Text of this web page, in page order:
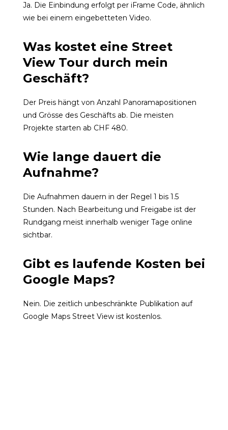
Ja. Die Einbindung erfolgt per iFrame Code, ähnlich
wie bei einem eingebetteten Video.
Was kostet eine Street
View Tour durch mein
Geschäft?
Der Preis hängt von Anzahl Panoramapositionen
und Grösse des Geschäfts ab. Die meisten
Projekte starten ab CHF 480.
Wie lange dauert die
Aufnahme?
Die Aufnahmen dauern in der Regel 1 bis 1.5
Stunden. Nach Bearbeitung und Freigabe ist der
Rundgang meist innerhalb weniger Tage online
sichtbar.
Gibt es laufende Kosten bei
Google Maps?
Nein. Die zeitlich unbeschränkte Publikation auf
Google Maps Street View ist kostenlos.